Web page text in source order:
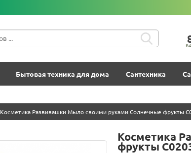
Бытовая техника для дома Сантехника
Косметика Развивашки Мыло своими руками Солнечные фрукты
Косметика
фрукты